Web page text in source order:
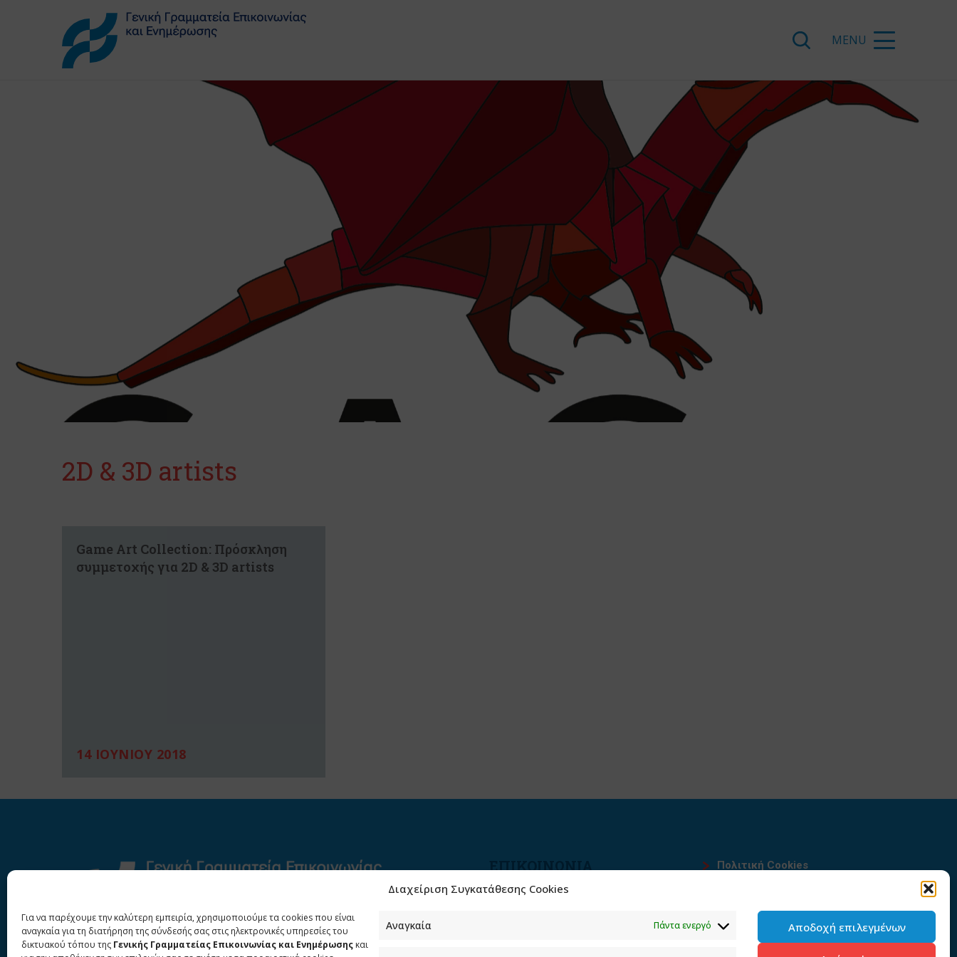
Διαχείριση Συγκατάθεσης Cookies
Για να παρέχουμε την καλύτερη εμπειρία, χρησιμοποιούμε τα cookies που είναι
αναγκαία για τη διατήρηση της σύνδεσής σας στις ηλεκτρονικές υπηρεσίες του
δικτυακού τόπου της Γενικής Γραμματείας Επικοινωνίας και Ενημέρωσης και
Αναγκαία Πάντα ενεργό Αποδοχή επιλεγμένων
2D & 3D artists
Game Art Collection: Πρόσκληση
συμμετοχής για 2D & 3D artists
14 ΙΟΥΝΙΟΥ 2018
ΕΠΙΚΟΙΝΩΝΙΑ
Φραγκούδη 11 & Αλεξάνδρου
Πολιτική Cookies
Πολιτική προστασίας
προσωπικών δεδομένων του
παρόντος ιστότοπου